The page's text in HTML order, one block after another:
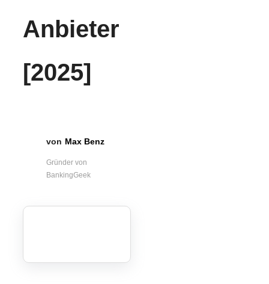
Anbieter
[2025]
Max Benz
Gründer von
BankingGeek